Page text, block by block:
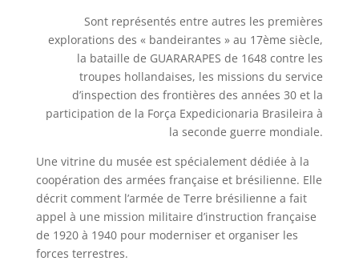
Sont représentés entre autres les premières
explorations des « bandeirantes » au 17ème siècle,
la bataille de GUARARAPES de 1648 contre les
troupes hollandaises, les missions du service
d’inspection des frontières des années 30 et la
participation de la Força Expedicionaria Brasileira à
la seconde guerre mondiale.
Une vitrine du musée est spécialement dédiée à la
coopération des armées française et brésilienne. Elle
décrit comment l’armée de Terre brésilienne a fait
appel à une mission militaire d’instruction française
de 1920 à 1940 pour moderniser et organiser les
forces terrestres.